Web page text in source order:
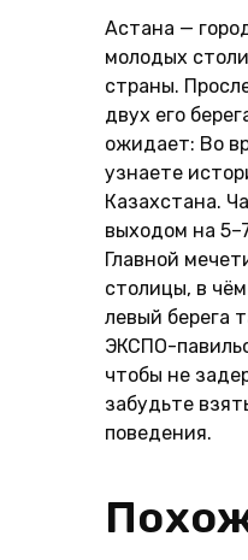
Астана —
молодых
страны.
двух его
ожидает: Во
узнаете
Казахстана.
выходом на
Главной
столицы, в
левый берега
ЭКСПО-
чтобы не
забудьте
поведения.